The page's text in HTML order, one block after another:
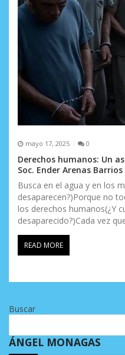
mayo 17, 2025 0
Derechos humanos: Un
Soc. Ender Arenas Barrios
Busca en el agua y en los
desaparecen?)Porque no
los derechos humanos(¿Y
desaparecido?)Cada vez
READ MORE
Buscar
ÁNGEL MONAGAS